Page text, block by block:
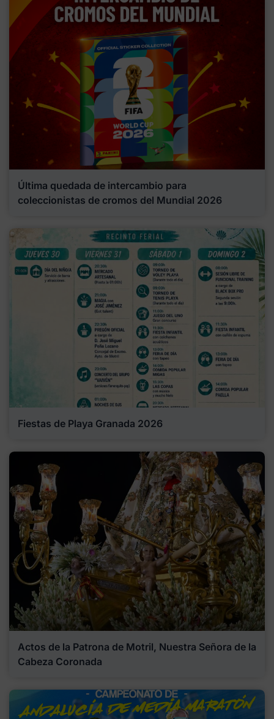
Última quedada de intercambio para
coleccionistas de cromos del Mundial 2026
Fiestas de Playa Granada 2026
Actos de la Patrona de Motril, Nuestra Señora de la
Cabeza Coronada